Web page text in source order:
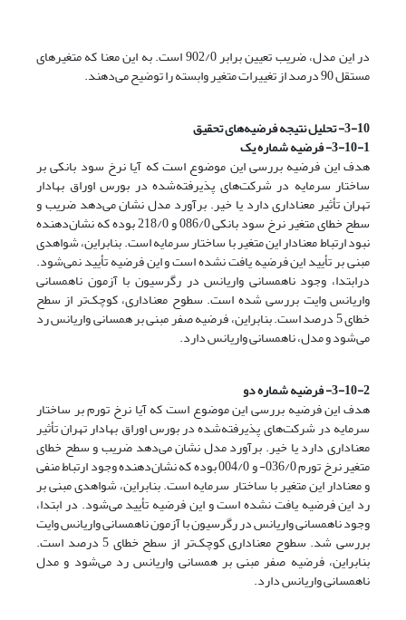
در این مدل، ضریب تعیین برابر 902/0 است. به این معنا که متغیرهای
مستقل 90 درصد از تغییرات متغیر وابسته را توضیح می‌دهند.
3-10- تحلیل نتیجه فرضیه‌های تحقیق
3-10-1- فرضیه شماره یک
هدف این فرضیه بررسی این موضوع است که آیا نرخ سود بانکی بر
ساختار سرمایه در شرکت‌های پذیرفته‌شده در بورس اوراق بهادار
تهران تأثیر معناداری دارد یا خیر. برآورد مدل نشان می‌دهد ضریب و
سطح خطای متغیر نرخ سود بانکی 086/0 و 218/0 بوده که نشان‌دهنده
نبود ارتباط معنادار این متغیر با ساختار سرمایه است. بنابراین، شواهدی
مبنی بر تأیید این فرضیه یافت نشده است و این فرضیه تأیید نمی‌شود.
درابتدا، وجود ناهمسانی واریانس در رگرسیون با آزمون ناهمسانی
واریانس وایت بررسی شده است. سطوح معناداری، کوچک‌تر از سطح
خطای 5 درصد است. بنابراین، فرضیه صفر مبنی بر همسانی واریانس رد
می‌شود و مدل، ناهمسانی واریانس دارد.
3-10-2- فرضیه شماره دو
هدف این فرضیه بررسی این موضوع است که آیا نرخ تورم بر ساختار
سرمایه در شرکت‌های پذیرفته‌شده در بورس اوراق بهادار تهران تأثیر
معناداری دارد یا خیر. برآورد مدل نشان می‌دهد ضریب و سطح خطای
متغیر نرخ تورم 036/0- و 004/0 بوده که نشان‌دهنده وجود ارتباط منفی
و معنادار این متغیر با ساختار سرمایه است. بنابراین، شواهدی مبنی بر
رد این فرضیه یافت نشده است و این فرضیه تأیید می‌شود. در ابتدا،
وجود ناهمسانی واریانس در رگرسیون با آزمون ناهمسانی واریانس وایت
بررسی شد. سطوح معناداری کوچک‌تر از سطح خطای 5 درصد است.
بنابراین، فرضیه صفر مبنی بر همسانی واریانس رد می‌شود و مدل
ناهمسانی واریانس دارد.